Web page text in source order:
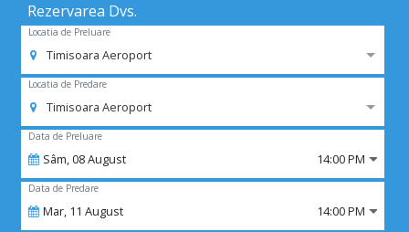
Rezervarea Dvs.
Locatia de Preluare
Timisoara Aeroport
Locatia de Predare
Timisoara Aeroport
Data de Preluare
Sâm,08August 14:00 PM
Data de Predare
Mar, 11 August 14:00 PM